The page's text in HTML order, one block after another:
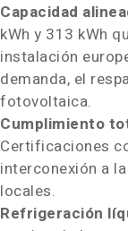
Capacidad
kWh y 313 kWh
instalación
demanda, el
fotovoltaica.
Cumplimiento
Certificaciones
interconexión a
locales.
Refrigeración